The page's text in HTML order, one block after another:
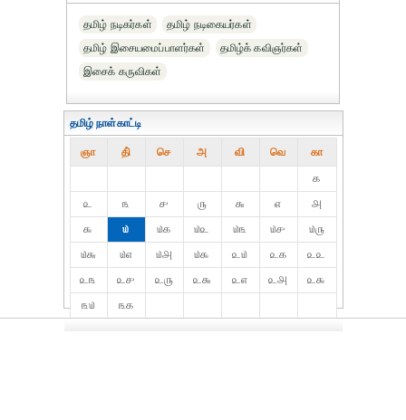
தமிழ் நடிகர்கள்
தமிழ் நடிகையர்கள்
தமிழ் இசையமைப்பாளர்கள்
தமிழ்க் கவிஞர்கள்
இசைக் கருவிகள்
தமிழ் நாள்காட்டி
ஞா தி் செ அ வி வெ கா
௧
௨
௩ ௪ ௫ ௬ ௭
௮
௯
௰ ௰௧ ௰௨ ௰௩ ௰௪
௰௫
௰௬
௰௭ ௰௮ ௰௯ ௨௰ ௨௧
௨௨
௨௩
௨௪ ௨௫ ௨௬ ௨௭ ௨௮
௨௯
௩௰
௩௧